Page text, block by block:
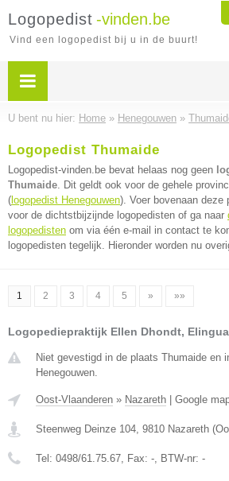
Logopedist -vinden.be
Vind een logopedist bij u in de buurt!
U bent nu hier: Home » Henegouwen »
Logopedist Thumaide
Logopedist-vinden.be bevat helaas nog geen
Thumaide. Dit geldt ook voor de gehele
( logopedist Henegouwen). Voer bovenaan deze
voor de dichtstbijzijnde logopedisten of ga naar
logopedisten om via één e-mail in contact te
logopedisten tegelijk. Hieronder worden nu
1 2 3 4 5 » »»
Logopediepraktijk Ellen Dhondt, Elingua
Niet gevestigd in de plaats Thumaide en
Henegouwen.
Oost-Vlaanderen » Nazareth Google
Steenweg Deinze 104, 9810 Nazareth (
Tel: 0498/61.75.67, Fax: -, BTW-nr: -